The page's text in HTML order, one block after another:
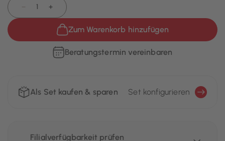
+
Zum Warenkorb hinzufügen
Beratungstermin vereinbaren
Als Set kaufen & sparen Set konfigurieren
Filialverfügbarkeit prüfen